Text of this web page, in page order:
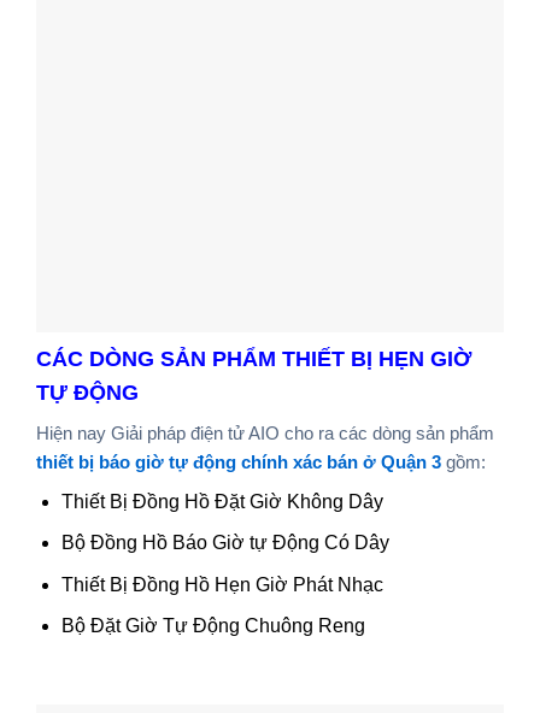
CÁC DÒNG SẢN PHẨM THIẾT BỊ HẸN GIỜ
TỰ ĐỘNG
Hiện nay Giải pháp điện tử AIO cho ra các dòng sản phẩm
thiết bị báo giờ tự động chính xác bán ở Quận 3 gồm:
Thiết Bị Đồng Hồ Đặt Giờ Không Dây
Bộ Đồng Hồ Báo Giờ tự Động Có Dây
Thiết Bị Đồng Hồ Hẹn Giờ Phát Nhạc
Bộ Đặt Giờ Tự Động Chuông Reng